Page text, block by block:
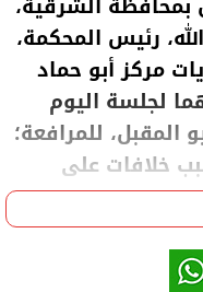
رئيس المحكمة،
القضية رقم 5035 جنايات مركز أبو حماد
متهما لجلسة اليوم
للمرافعة؛
خلافات على
إيداع